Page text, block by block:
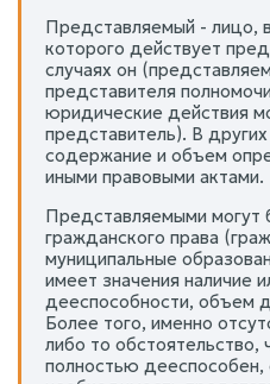
Представляемый - лицо,
которого действует
случаях он
представителя
юридические действия
представитель). В
содержание и объем
иными правовыми актами.
Представляемыми
гражданского права
муниципальные
имеет значения наличие
дееспособности, объем
Более того, именно
либо то обстоятельство,
полностью дееспособен,